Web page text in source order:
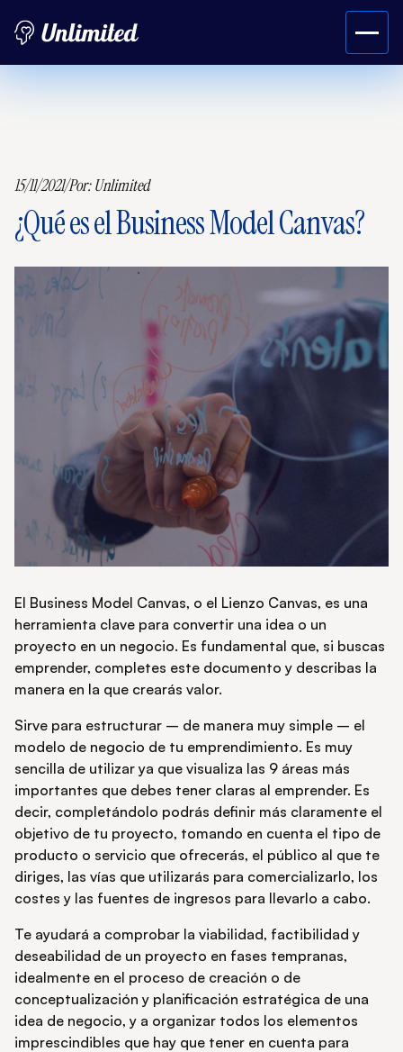
15/11/2021/Por:Unlimited
¿Qué es el Business Model Canvas?
El Business Model Canvas, o el Lienzo Canvas, es una
herramienta clave para convertir una idea o un
proyecto en un negocio. Es fundamental que, si buscas
emprender, completes este documento y describas la
manera en la que crearás valor.
Sirve para estructurar – de manera muy simple – el
modelo de negocio de tu emprendimiento. Es muy
sencilla de utilizar ya que visualiza las 9 áreas más
importantes que debes tener claras al emprender. Es
decir, completándolo podrás definir más claramente el
objetivo de tu proyecto, tomando en cuenta el tipo de
producto o servicio que ofrecerás, el público al que te
diriges, las vías que utilizarás para comercializarlo, los
costes y las fuentes de ingresos para llevarlo a cabo.
Te ayudará a comprobar la viabilidad, factibilidad y
deseabilidad de un proyecto en fases tempranas,
idealmente en el proceso de creación o de
conceptualización y planificación estratégica de una
idea de negocio, y a organizar todos los elementos
imprescindibles que hay que tener en cuenta para